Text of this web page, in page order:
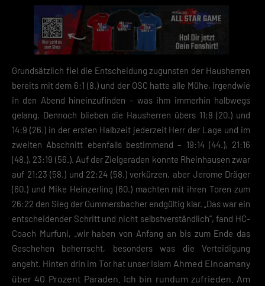
Grundsätzlich fiel die Entscheidung zugunsten der Hausherren
bereits mit dem 6:1 (8.) und der OSC hatte alle Mühe, irgendwie
in den Abend hineinzufinden – was ihm immerhin halbwegs
gelang. Dennoch blieben die Hausherren übers 11:8 (20.) und
14:9 (26.) in der ersten Halbzeit jederzeit Herr der Lage und im
zweiten Abschnitt ebenfalls bestimmend – 19:14 (44.), 21:16
(48.), 23:19 (56.). Auf der Zielgeraden konnte Rheinhausen zwar
auf 21:23 (58.) und 22:24 (58.) verkürzen, aber Jerome Dräger
(60.) und Mike Heinzerling (60.) machten mit ihren Toren zum
26:22 den Sieg der Gummersbacher endgültig klar. „Das war ein
entscheidender Schritt und nicht selbstverständlich“, fand HC-
Coach Murfuni, „wir haben von Anfang an bis zum Ende das
Geschehen beherrscht, besonders was die Verteidigung
angeht. Hinten drin im Tor hat unser Islam Ahmed Elnoamany
über 40 Prozent Paraden. Ich bin rundum zufrieden. Am